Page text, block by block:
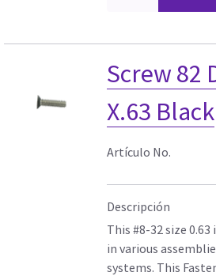
Screw 82
X.63 Black
Artículo No.
Descripción
This #8-32 size
in various
systems. This